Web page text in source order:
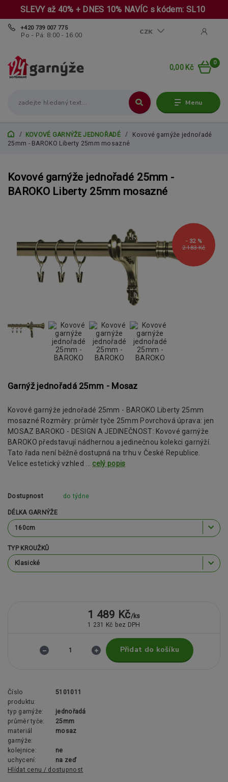
SLEVY až 40% + DNES 10% NAVÍC s kódem: SL10
Menu
CZK
+420 739 007 775
Po - Pá: 8:00 - 16:00
0
0,00 Kč
KOVOVÉ GARNÝŽE JEDNOŘADÉ
Kovové garnýže jednořadé
25mm - BAROKO Liberty 25mm mosazné
Kovové garnýže jednořadé 25mm -
BAROKO Liberty 25mm mosazné
2 183 Kč
- 32 %
Garnýž jednořadá 25mm - Mosaz
Kovové garnýže jednořadé 25mm - BAROKO Liberty 25mm
mosazné Rozměry: průměr tyče 25mm Povrchová úprava: jen
MOSAZ BAROKO - DESIGN A JEDINEČNOST: Kovové garnýže
BAROKO představují nádhernou a jedinečnou kolekci garnýží.
Tato řada není běžně dostupná na trhu v České Republice.
Velice estetický vzhled ... celý popis
Dostupnost do týdne
DÉLKA GARNÝŽE
TYP KROUŽKŮ
1 489 Kč/ks
1 231 Kč bez DPH
Přidat do košíku
Číslo
produktu:
5101011
typ garnýže:
jednořadá
průměr tyče:
25mm
materiál
garnýže:
mosaz
kolejnice:
ne
uchycení:
na zeď
Hlídat cenu / dostupnost